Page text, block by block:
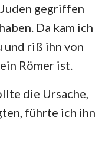
gegriffen
Da kam ich
und riß ihn von
Römer ist.
die Ursache,
führte ich ihn